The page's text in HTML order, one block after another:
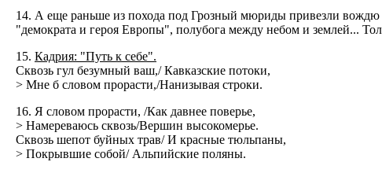
14. А еще раньше из похода под Грозный мюриды привезли вождю
"демократа и героя Европы", полубога между небом и землей...
15. Кадрия: "Путь к себе".
Сквозь гул безумный ваш,/ Кавказские потоки,
> Мне б словом прорасти,/Нанизывая строки.
16. Я словом прорасти, /Как давнее поверье,
> Намереваюсь сквозь/Вершин высокомерье.
Сквозь шепот буйных трав/ И красные тюльпаны,
> Покрывшие собой/ Альпийские поляны.